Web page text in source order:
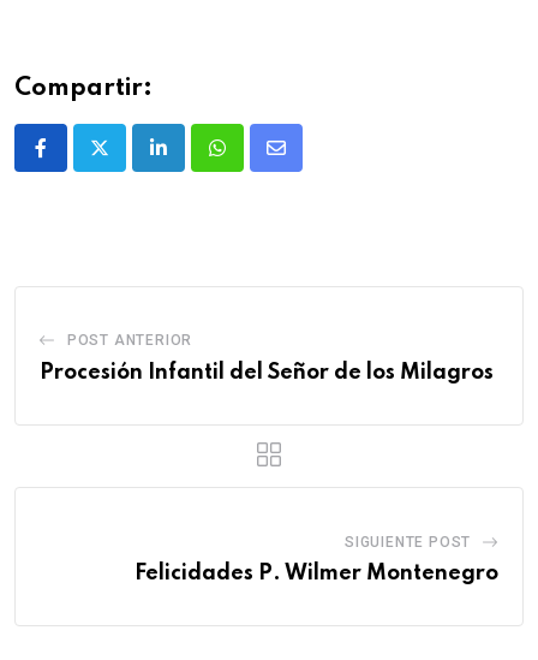
Compartir:
POST ANTERIOR
Procesión Infantil del Señor de los Milagros
SIGUIENTE POST
Felicidades P. Wilmer Montenegro